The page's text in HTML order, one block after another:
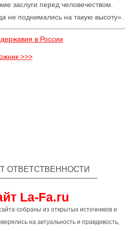
заслуги перед человечеством.
не поднимались на такую высоту».
в России
>>>
ОТВЕТСТВЕННОСТИ
La-Fa.ru
собраны из открытых источников и
на актуальность и правдивость,